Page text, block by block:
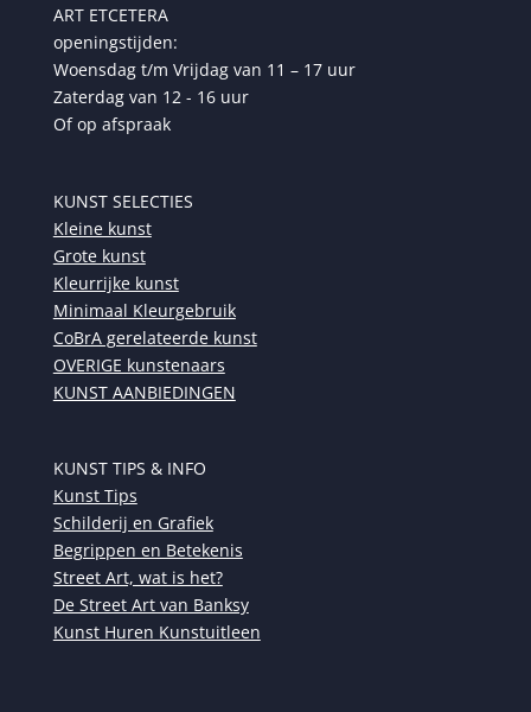
ART ETCETERA
openingstijden:
Woensdag t/m Vrijdag van 11 – 17 uur
Zaterdag van 12 - 16 uur
Of op afspraak
KUNST SELECTIES
Kleine kunst
Grote kunst
Kleurrijke kunst
Minimaal Kleurgebruik
CoBrA gerelateerde kunst
OVERIGE kunstenaars
KUNST AANBIEDINGEN
KUNST TIPS & INFO
Kunst Tips
Schilderij en Grafiek
Begrippen en Betekenis
Street Art, wat is het?
De Street Art van Banksy
Kunst Huren Kunstuitleen